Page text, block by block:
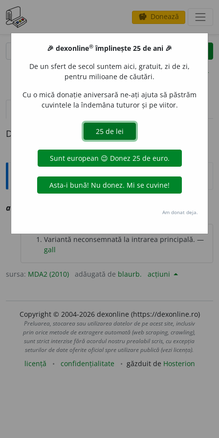
savings Donează
clear
opțiuni
definiții (1)
Definiția cu ID-ul 1005945:
Explicative DEX
aciu
Variantă neconsemnată la intrarea principală. —
gall
sursa: MDA2 (2010) adăugată de blaurb. acțiuni
Copyright © 2004-2026 dexonline (https://dexonline.ro)
Preluarea, stocarea sau utilizarea datelor de pe acest site, inclusiv
prin orice metode de extragere automată (web scraping, crawling),
sunt strict interzise fără acordul nostru prealabil scris, cu excepția
seturilor de date oferite oficial spre utilizare publică (vezi licența).
licență confidențialitate găzduit de Hosterion
🎉 dexonline® împlinește 25 de ani 🎉
De un sfert de secol suntem aici, gratuit, zi de zi,
pentru milioane de căutări.
Cu o mică donație aniversară ne-ați ajuta să păstrăm
cuvintele la îndemâna tuturor și pe viitor.
Am donat deja.